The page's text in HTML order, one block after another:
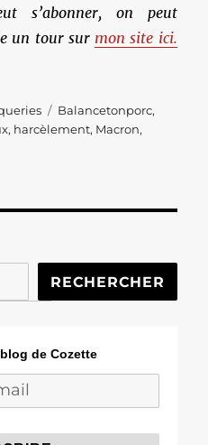
s’abonner, on peut
un tour sur mon site ici.
Étiquettes
Balancetonporc,
, harcèlement, Macron,
RECHERCHER
de Cozette